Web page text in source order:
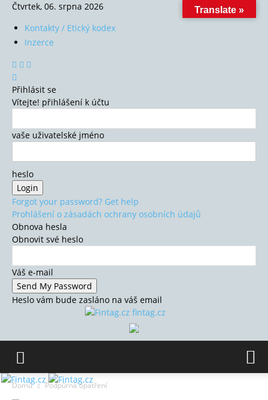
Čtvrtek, 06. srpna 2026
Kontakty / Etický kodex
Inzerce
Přihlásit se
Vítejte! přihlášení k účtu
vaše uživatelské jméno
heslo
Forgot your password? Get help
Prohlášení o zásadách ochrany osobních údajů
Obnova hesla
Obnovit své heslo
Váš e-mail
Heslo vám bude zasláno na váš email
fintag.cz
Domů Podpůrná opatření
Translate »